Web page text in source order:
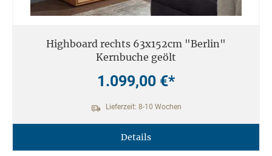
Highboard rechts 63x152cm "Berlin"
Kernbuche geölt
1.099,00 €*
Lieferzeit: 8-10 Wochen
Details